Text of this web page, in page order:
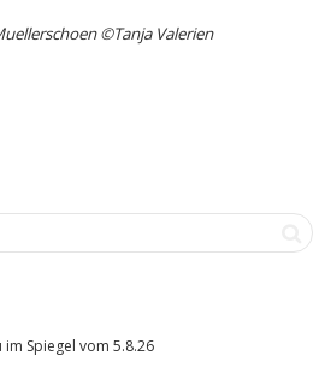
©Tanja Valerien
Spiegel vom 5.8.26